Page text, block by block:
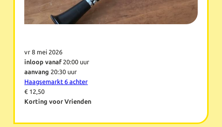
vr 8 mei 2026
inloop vanaf20:00 uur
aanvang 20:30 uur
Haagsemarkt 6 achter
€ 12,50
Korting voor Vrienden